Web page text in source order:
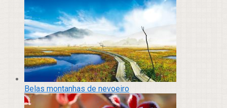
Belas montanhas de nevoeiro